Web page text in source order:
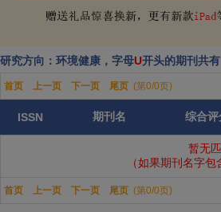
研究方向：环境健康，字母U开头的期刊共
首页 上一页 下一页 尾页 (第0/0页)
ISSN 期刊名 综合评
暂无
（如果期刊名字
首页 上一页 下一页 尾页 (第0/0页)